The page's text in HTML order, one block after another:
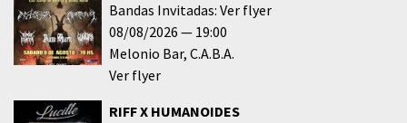
Bandas Invitadas: Ver flyer
08/08/2026
19:00
Melonio Bar C.A.B.A.
Ver flyer
RIFF X HUMANOIDES